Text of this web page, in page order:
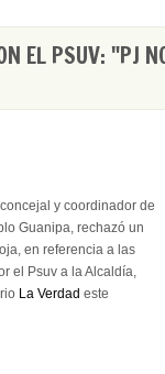
EL PSUV: "PJ
y coordinador de
Guanipa, rechazó un
en referencia a las
el Psuv a la Alcaldía,
La Verdad este